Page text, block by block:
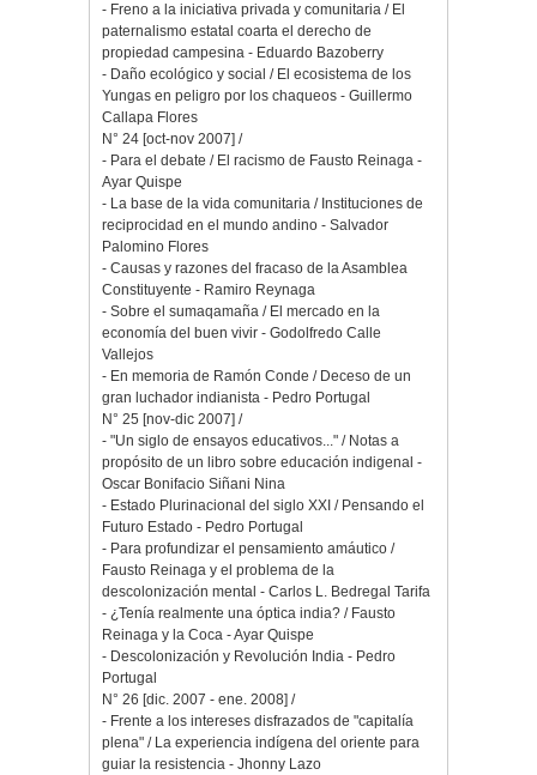
- Freno a la iniciativa privada y comunitaria / El
paternalismo estatal coarta el derecho de
propiedad campesina - Eduardo Bazoberry
- Daño ecológico y social / El ecosistema de los
Yungas en peligro por los chaqueos - Guillermo
Callapa Flores
N° 24 [oct-nov 2007] /
- Para el debate / El racismo de Fausto Reinaga -
Ayar Quispe
- La base de la vida comunitaria / Instituciones de
reciprocidad en el mundo andino - Salvador
Palomino Flores
- Causas y razones del fracaso de la Asamblea
Constituyente - Ramiro Reynaga
- Sobre el sumaqamaña / El mercado en la
economía del buen vivir - Godolfredo Calle
Vallejos
- En memoria de Ramón Conde / Deceso de un
gran luchador indianista - Pedro Portugal
N° 25 [nov-dic 2007] /
- "Un siglo de ensayos educativos..." / Notas a
propósito de un libro sobre educación indigenal -
Oscar Bonifacio Siñani Nina
- Estado Plurinacional del siglo XXI / Pensando el
Futuro Estado - Pedro Portugal
- Para profundizar el pensamiento amáutico /
Fausto Reinaga y el problema de la
descolonización mental - Carlos L. Bedregal Tarifa
- ¿Tenía realmente una óptica india? / Fausto
Reinaga y la Coca - Ayar Quispe
- Descolonización y Revolución India - Pedro
Portugal
N° 26 [dic. 2007 - ene. 2008] /
- Frente a los intereses disfrazados de "capitalía
plena" / La experiencia indígena del oriente para
guiar la resistencia - Jhonny Lazo